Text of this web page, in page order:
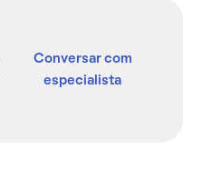
Conversar com
especialista